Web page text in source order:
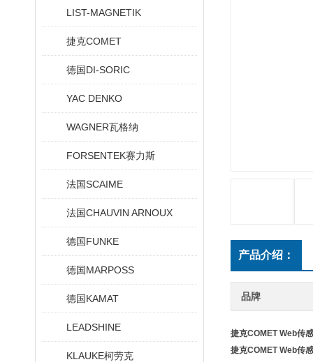
LIST-MAGNETIK
捷克COMET
德国DI-SORIC
YAC DENKO
WAGNER瓦格纳
FORSENTEK赛力斯
法国SCAIME
法国CHAUVIN ARNOUX
德国FUNKE
德国MARPOSS
德国KAMAT
LEADSHINE
KLAUKE柯劳克
产品介绍：
品牌
捷克COMET Web传
捷克COMET Web传